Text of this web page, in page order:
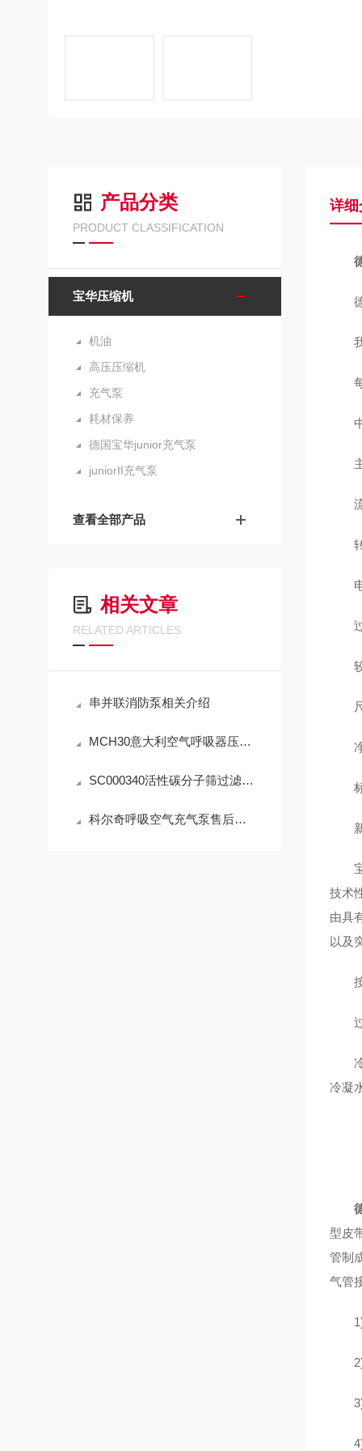
产品分类
PRODUCT CLASSIFICATION
宝华压缩机
机油
高压压缩机
充气泵
耗材保养
德国宝华junior充气泵
juniorII充气泵
查看全部产品
相关文章
RELATED ARTICLES
串并联消防泵相关介绍
MCH30意大利空气呼吸器压缩机安装事项
SC000340活性碳分子筛过滤器成分介绍
科尔奇呼吸空气充气泵售后服务指南
详细
德
我
每
中
主
流
转
电
过
较
尺
净
标
新
宝
技术
由具
以及
按
过
冷
冷凝
型皮
管制
气管
1)
2)
3)
4)